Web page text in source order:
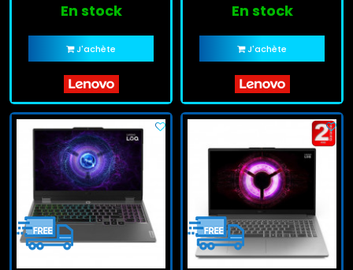
En stock
J'achète
En stock
J'achète